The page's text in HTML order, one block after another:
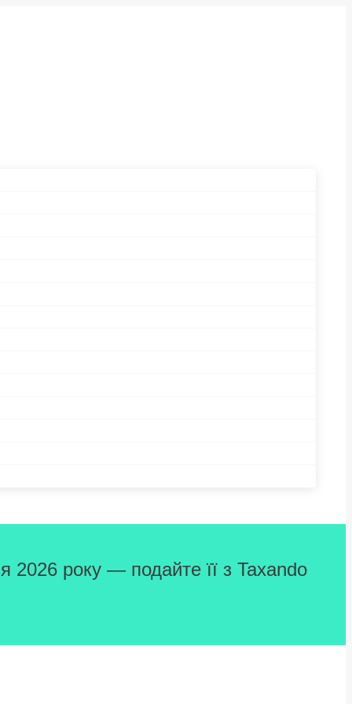
2026 року — подайте її з Taxando